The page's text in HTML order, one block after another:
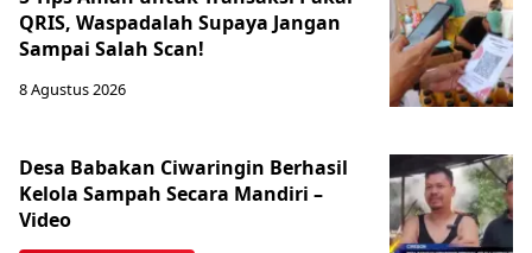
QRIS, Waspadalah Supaya Jangan
Sampai Salah Scan!
8 Agustus 2026
Desa Babakan Ciwaringin Berhasil
Kelola Sampah Secara Mandiri –
Video